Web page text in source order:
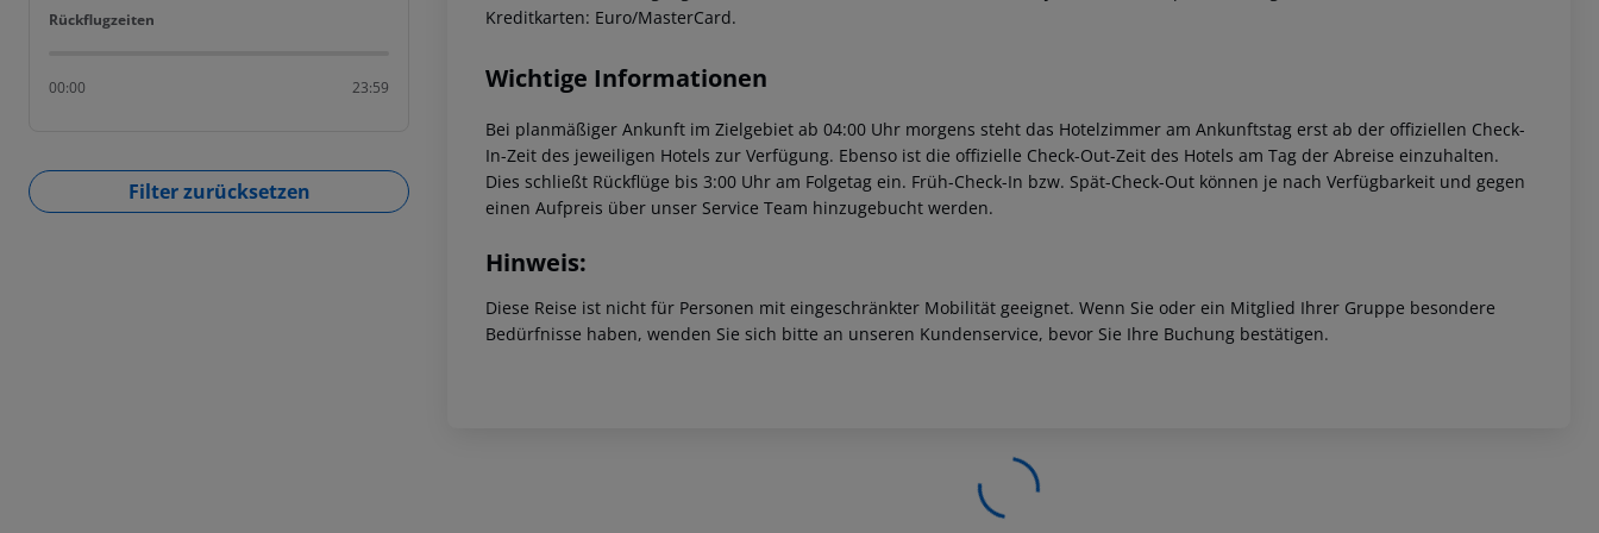
Rückflugzeiten
Rückflugzeiten
00:00 23:59
Filter zurücksetzen
Kreditkarten: Euro/MasterCard.
Wichtige Informationen
Bei planmäßiger Ankunft im Zielgebiet ab 04:00 Uhr morgens steht das Hotelzimmer am Ankunftstag erst ab der offiziellen Check-
In-Zeit des jeweiligen Hotels zur Verfügung. Ebenso ist die offizielle Check-Out-Zeit des Hotels am Tag der Abreise einzuhalten.
Dies schließt Rückflüge bis 3:00 Uhr am Folgetag ein. Früh-Check-In bzw. Spät-Check-Out können je nach Verfügbarkeit und gegen
einen Aufpreis über unser Service Team hinzugebucht werden.
Hinweis:
Diese Reise ist nicht für Personen mit eingeschränkter Mobilität geeignet. Wenn Sie oder ein Mitglied Ihrer Gruppe besondere
Bedürfnisse haben, wenden Sie sich bitte an unseren Kundenservice, bevor Sie Ihre Buchung bestätigen.